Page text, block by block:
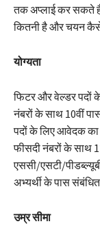
तक अप्लाई कर सकते
कितनी है और चयन कैसे
योग्यता
फिटर और वेल्डर पदों
नंबरों के साथ 10वीं
पदों के लिए आवेदक का
फीसदी नंबरों के साथ
एससी/एसटी/
अभ्यर्थी के पास
उम्र सीमा